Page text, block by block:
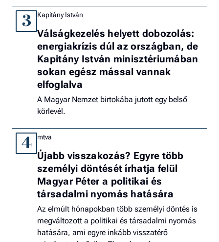
3 Kapitány István
Válságkezelés helyett dobozolás:
energiakrízis dúl az országban, de
Kapitány István minisztériumában
sokan egész mással vannak
elfoglalva
A Magyar Nemzet birtokába jutott egy belső
körlevél.
4 mtva
Újabb visszakozás? Egyre több
személyi döntését írhatja felül
Magyar Péter a politikai és
társadalmi nyomás hatására
Az elmúlt hónapokban több személyi döntés is
megváltozott a politikai és társadalmi nyomás
hatására, ami egyre inkább visszatérő